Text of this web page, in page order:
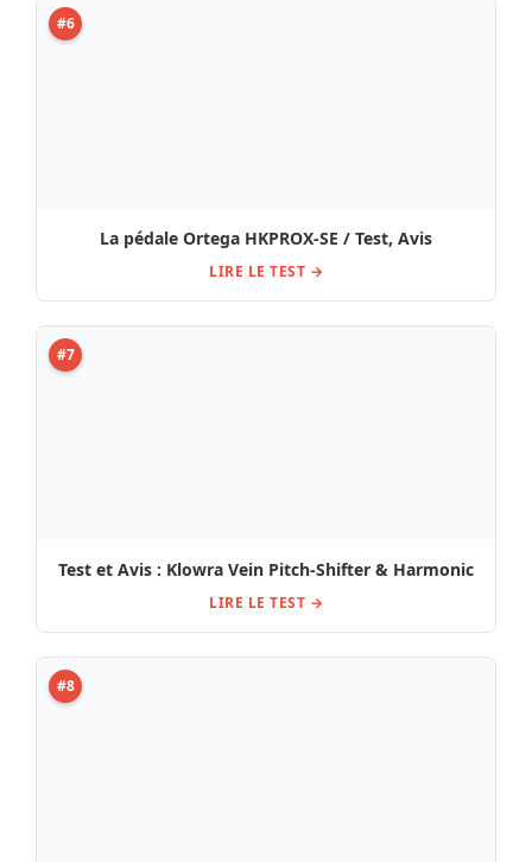
#6
La pédale Ortega HKPROX-SE / Test, Avis
LIRE LE TEST →
#7
Test et Avis : Klowra Vein Pitch-Shifter & Harmonic
LIRE LE TEST →
#8